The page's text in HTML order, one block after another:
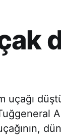
uçağı